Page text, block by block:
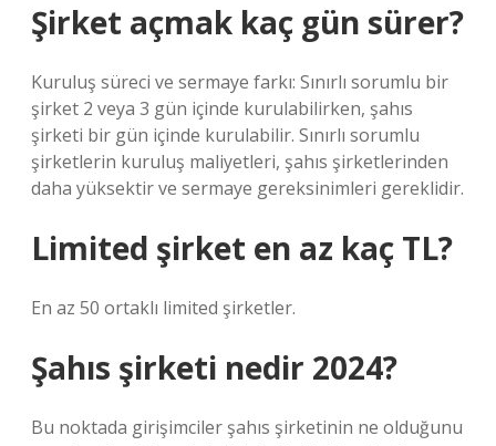
Şirket açmak kaç gün sürer?
Kuruluş süreci ve sermaye farkı: Sınırlı sorumlu bir
şirket 2 veya 3 gün içinde kurulabilirken, şahıs
şirketi bir gün içinde kurulabilir. Sınırlı sorumlu
şirketlerin kuruluş maliyetleri, şahıs şirketlerinden
daha yüksektir ve sermaye gereksinimleri gereklidir.
Limited şirket en az kaç TL?
En az 50 ortaklı limited şirketler.
Şahıs şirketi nedir 2024?
Bu noktada girişimciler şahıs şirketinin ne olduğunu